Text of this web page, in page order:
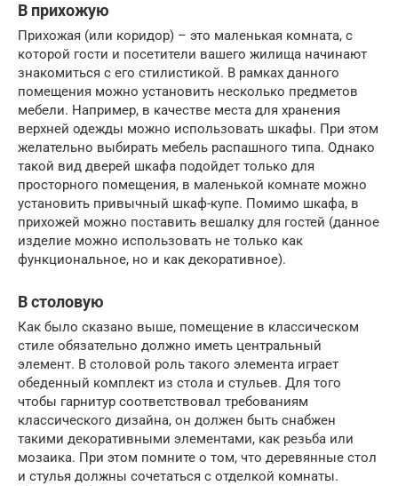
В прихожую
Прихожая (или коридор) – это маленькая комната, с
которой гости и посетители вашего жилища начинают
знакомиться с его стилистикой. В рамках данного
помещения можно установить несколько предметов
мебели. Например, в качестве места для хранения
верхней одежды можно использовать шкафы. При этом
желательно выбирать мебель распашного типа. Однако
такой вид дверей шкафа подойдет только для
просторного помещения, в маленькой комнате можно
установить привычный шкаф-купе. Помимо шкафа, в
прихожей можно поставить вешалку для гостей (данное
изделие можно использовать не только как
функциональное, но и как декоративное).
В столовую
Как было сказано выше, помещение в классическом
стиле обязательно должно иметь центральный
элемент. В столовой роль такого элемента играет
обеденный комплект из стола и стульев. Для того
чтобы гарнитур соответствовал требованиям
классического дизайна, он должен быть снабжен
такими декоративными элементами, как резьба или
мозаика. При этом помните о том, что деревянные стол
и стулья должны сочетаться с отделкой комнаты.